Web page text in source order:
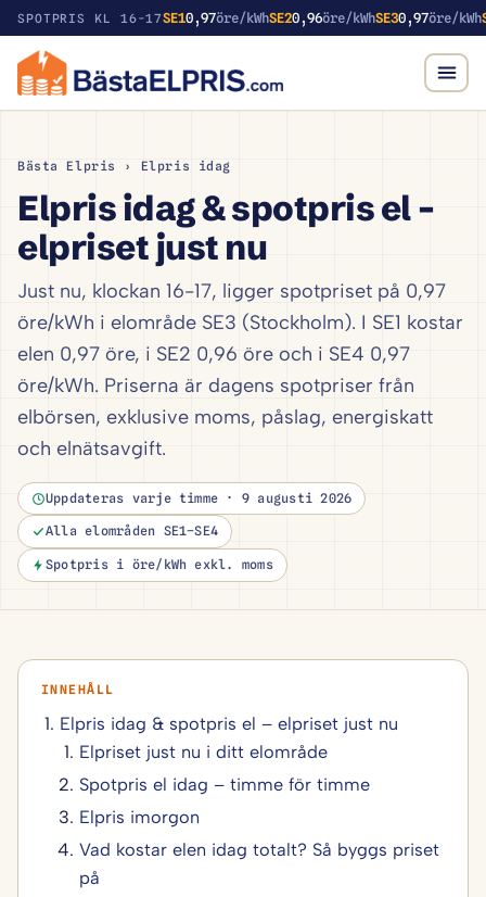
SPOTPRIS KL 16-17SE10,97öre/kWhSE20,96öre/kWhSE30,97öre/kWh
Bästa Elpris › Elpris idag
Elpris idag & spotpris el –
elpriset just nu
Just nu, klockan 16-17, ligger spotpriset på 0,97
öre/kWh i elområde SE3 (Stockholm). I SE1 kostar
elen 0,97 öre, i SE2 0,96 öre och i SE4 0,97
öre/kWh. Priserna är dagens spotpriser från
elbörsen, exklusive moms, påslag, energiskatt
och elnätsavgift.
Uppdateras varje timme · 9 augusti 2026
Alla elområden SE1–SE4
Spotpris i öre/kWh exkl. moms
Elpris idag & spotpris el – elpriset just nu
Elpriset just nu i ditt elområde
Spotpris el idag – timme för timme
Elpris imorgon
Vad kostar elen idag totalt? Så byggs priset
på